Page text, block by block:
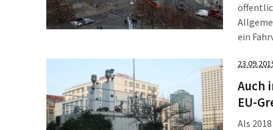
ein
verhilft
Auch
EU-
Als